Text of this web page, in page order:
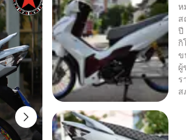
ห
ส
ปี
กิ
ข
ผู้
ร
ส